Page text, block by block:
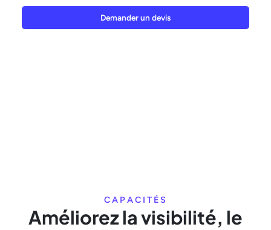
Demander un devis
CAPACITÉS
Améliorez la visibilité, le